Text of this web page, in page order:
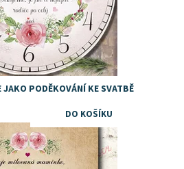
PODĚKOVÁNÍ KE SVATBĚ